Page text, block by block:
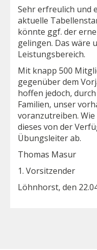
Sehr erfreulich und
aktuelle
könnte ggf. der
gelingen. Das wäre
Leistungsbereich.
Mit knapp 500
gegenüber dem
hoffen jedoch,
Familien, unser
voranzutreiben.
dieses von der
Übungsleiter ab.
Thomas Masur
1. Vorsitzender
Löhnhorst, den